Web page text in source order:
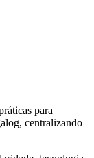
para
centralizando